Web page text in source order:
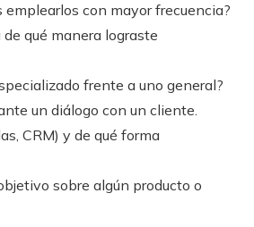
emplearlos con mayor frecuencia?
qué manera lograste
frente a uno general?
un diálogo con un cliente.
CRM) y de qué forma
sobre algún producto o